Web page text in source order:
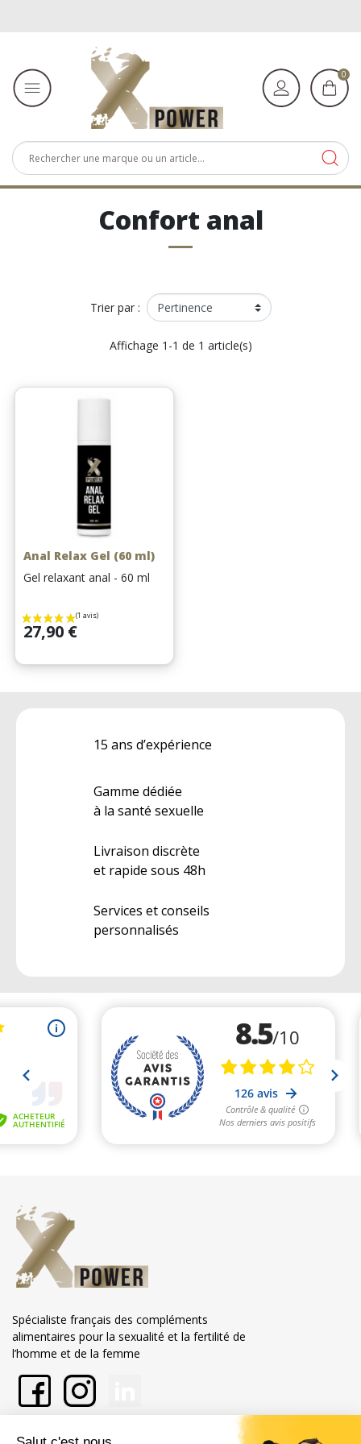
0
Confort anal
Trier par :
Affichage 1-1 de 1 article(s)
Anal Relax Gel (60 ml)
Gel relaxant anal - 60 ml
(1 avis)
Prix
27,90 €
15 ans d’expérience
Gamme dédiée
à la santé sexuelle
Livraison discrète
et rapide sous 48h
Services et conseils
personnalisés
Spécialiste français des compléments
alimentaires pour la sexualité et la fertilité de
l’homme et de la femme